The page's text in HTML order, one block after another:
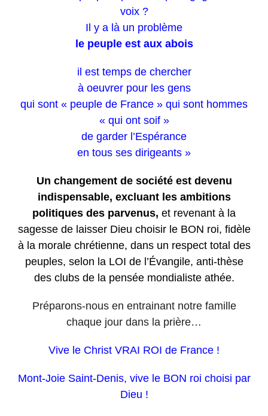
voix ?
Il y a là un problème
le peuple est aux abois
il est temps de chercher
à oeuvrer pour les gens
qui sont « peuple de France » qui sont hommes
« qui ont soif »
de garder l’Espérance
en tous ses dirigeants »
Un changement de société est devenu
indispensable, excluant les ambitions
politiques des parvenus, et revenant à la
sagesse de laisser Dieu choisir le BON roi, fidèle
à la morale chrétienne, dans un respect total des
peuples, selon la LOI de l’Évangile, anti-thèse
des clubs de la pensée mondialiste athée.
Préparons-nous en entrainant notre famille
chaque jour dans la prière…
Vive le Christ VRAI ROI de France !
Mont-Joie Saint-Denis, vive le BON roi choisi par
Dieu !